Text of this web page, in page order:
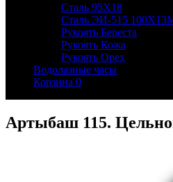
Сталь 95Х18
Сталь ЭИ-515
Рукоять Береста
Рукоять Кожа
Рукоять Орех
Водолазные часы
Корзина 0
Артыбаш 115.